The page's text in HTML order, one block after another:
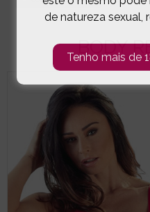
BODY
de natureza sexual,
Tenho mais de